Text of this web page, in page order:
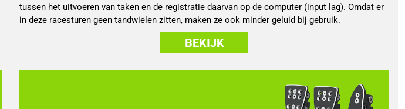
tussen het uitvoeren van taken en de registratie daarvan op de computer (input lag). Omdat er
in deze racesturen geen tandwielen zitten, maken ze ook minder geluid bij gebruik.
BEKIJK